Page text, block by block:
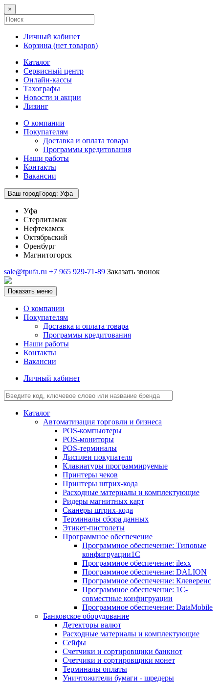
×
Личный кабинет
Корзина (нет товаров)
Каталог
Сервисный центр
Онлайн-кассы
Тахографы
Новости и акции
Лизинг
О компании
Покупателям
Доставка и оплата товара
Программы кредитования
Наши работы
Контакты
Вакансии
Ваш городГород: Уфа
Уфа
Стерлитамак
Нефтекамск
Октябрьский
Оренбург
Магнитогорск
sale@tpufa.ru +7 965 929-71-89 Заказать звонок
Показать меню
О компании
Покупателям
Доставка и оплата товара
Программы кредитования
Наши работы
Контакты
Вакансии
Личный кабинет
Каталог
Автоматизация торговли и бизнеса
POS-компьютеры
POS-мониторы
POS-терминалы
Дисплеи покупателя
Клавиатуры программируемые
Принтеры чеков
Принтеры штрих-кода
Расходные материалы и комплектующие
Ридеры магнитных карт
Сканеры штрих-кода
Терминалы сбора данных
Этикет-пистолеты
Программное обеспечение
Программное обеспечение: Типовые
конфигруации1С
Программное обеспечение: ilexx
Программное обеспечение: DALION
Программное обеспечение: Клеверенс
Программное обеспечение: 1С-
совместные конфигруации
Программное обеспечение: DataMobile
Банковское оборудование
Детекторы валют
Расходные материалы и комплектующие
Сейфы
Счетчики и сортировщики банкнот
Счетчики и сортировщики монет
Терминалы оплаты
Уничтожители бумаги - шредеры